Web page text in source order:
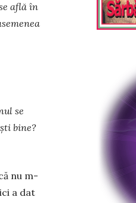
află în
se
bine?
nu m-
a dat